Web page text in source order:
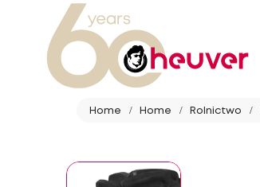
Home Home Rolnictwo